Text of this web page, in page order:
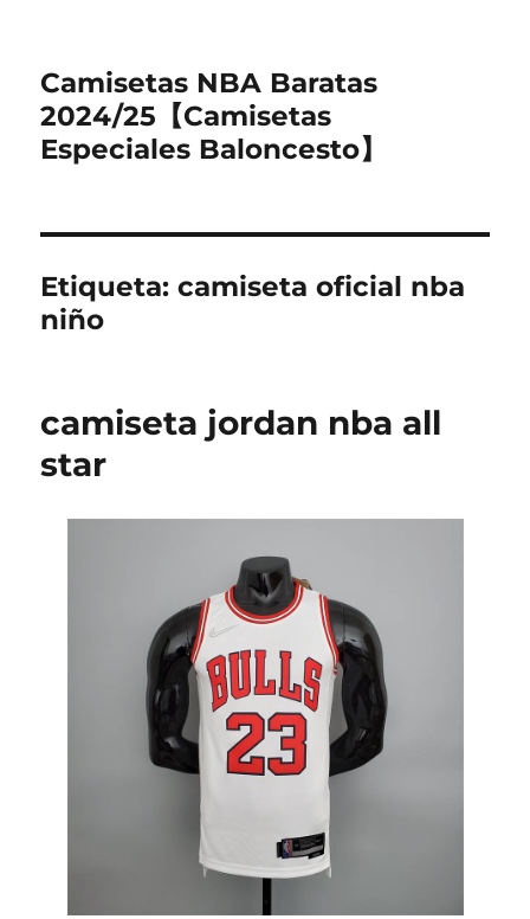
Camisetas NBA Baratas
2024/25【Camisetas
Especiales Baloncesto】
Etiqueta:camiseta oficial nba
niño
camiseta jordan nba all
star